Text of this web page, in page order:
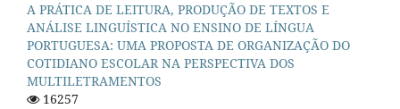
A PRÁTICA DE LEITURA, PRODUÇÃO DE TEXTOS E
ANÁLISE LINGUÍSTICA NO ENSINO DE LÍNGUA
PORTUGUESA: UMA PROPOSTA DE ORGANIZAÇÃO DO
COTIDIANO ESCOLAR NA PERSPECTIVA DOS
MULTILETRAMENTOS
16257